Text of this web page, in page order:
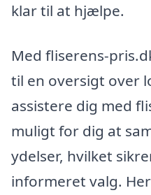
klar til at hjælpe.
Med fliserens-
til en oversigt over
assistere dig med
muligt for dig at
ydelser, hvilket
informeret valg.